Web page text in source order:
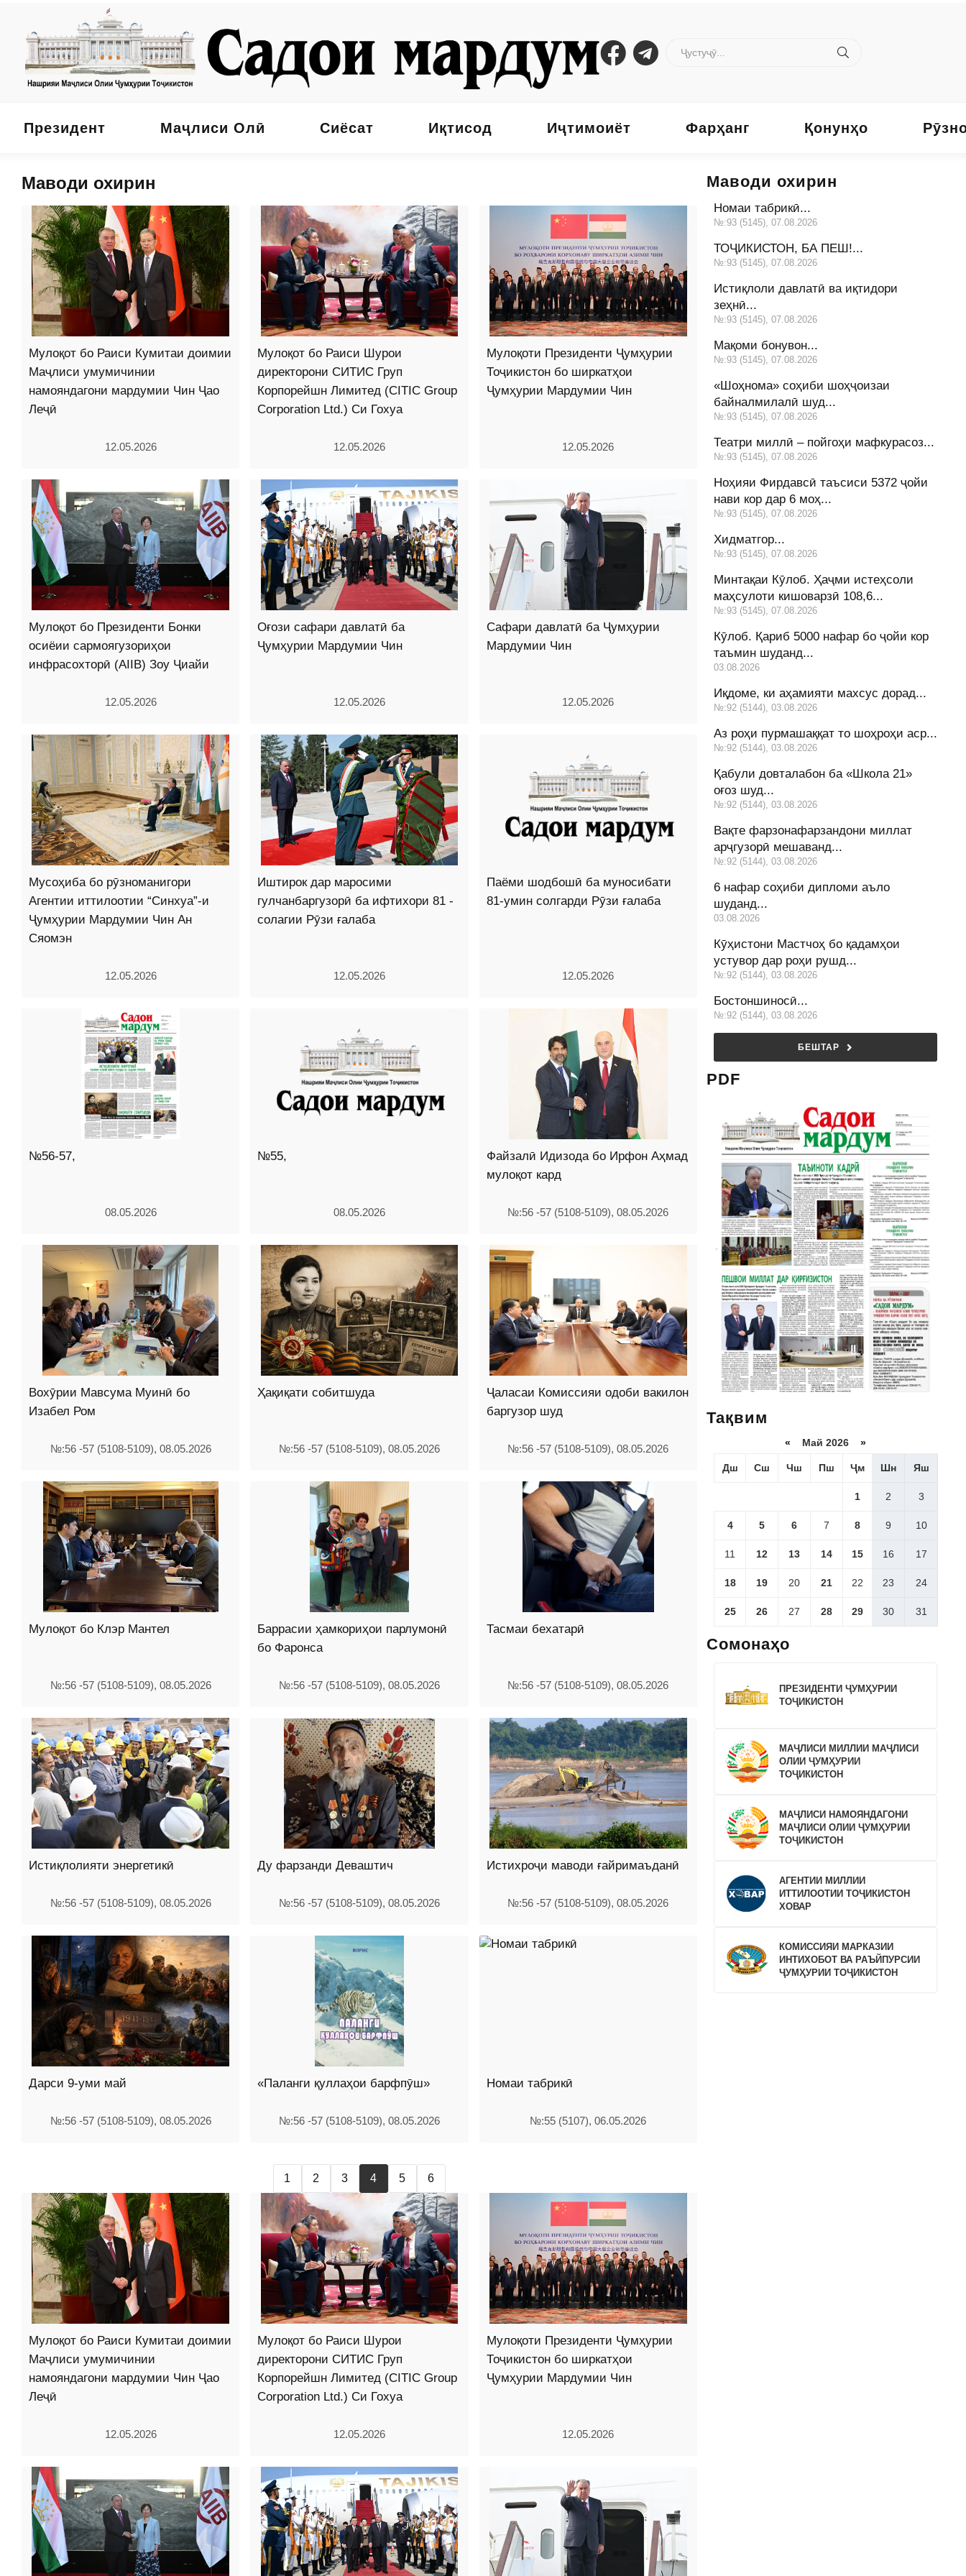
Президент Маҷлиси Олӣ Сиёсат Иқтисод Иҷтимоиёт Фарҳанг Қонунҳо
Маводи охирин
Мулоқот бо Раиси Кумитаи доимии
Маҷлиси умумичинии
намояндагони мардумии Чин Ҷао
Леҷӣ
12.05.2026
Мулоқот бо Раиси Шурои
директорони СИТИС Груп
Корпорейшн Лимитед (CITIC Group
Corporation Ltd.) Си Гохуа
12.05.2026
Мулоқоти Президенти Ҷумҳурии
Тоҷикистон бо ширкатҳои
Ҷумҳурии Мардумии Чин
12.05.2026
Мулоқот бо Президенти Бонки
осиёии сармоягузориҳои
инфрасохторӣ (AIIB) Зоу Ҷиайи
12.05.2026
Оғози сафари давлатӣ ба
Ҷумҳурии Мардумии Чин
12.05.2026
Сафари давлатӣ ба Ҷумҳурии
Мардумии Чин
12.05.2026
Мусоҳиба бо рӯзноманигори
Агентии иттилоотии “Синхуа”-и
Ҷумҳурии Мардумии Чин Ан
Сяомэн
12.05.2026
Иштирок дар маросими
гулчанбаргузорӣ ба ифтихори 81 -
солагии Рӯзи ғалаба
12.05.2026
Паёми шодбошӣ ба муносибати
81-умин солгарди Рӯзи ғалаба
12.05.2026
№56-57,
08.05.2026
№55,
08.05.2026
Файзалӣ Идизода бо Ирфон Аҳмад
мулоқот кард
№:56 -57 (5108-5109), 08.05.2026
Вохӯрии Мавсума Муинӣ бо
Изабел Ром
№:56 -57 (5108-5109), 08.05.2026
Ҳақиқати собитшуда
№:56 -57 (5108-5109), 08.05.2026
Ҷаласаи Комиссияи одоби вакилон
баргузор шуд
№:56 -57 (5108-5109), 08.05.2026
Мулоқот бо Клэр Мантел
№:56 -57 (5108-5109), 08.05.2026
Баррасии ҳамкориҳои парлумонӣ
бо Фаронса
№:56 -57 (5108-5109), 08.05.2026
Тасмаи бехатарӣ
№:56 -57 (5108-5109), 08.05.2026
Истиқлолияти энергетикӣ
№:56 -57 (5108-5109), 08.05.2026
Ду фарзанди Деваштич
№:56 -57 (5108-5109), 08.05.2026
Истихроҷи маводи ғайримаъданӣ
№:56 -57 (5108-5109), 08.05.2026
Дарси 9-уми май
№:56 -57 (5108-5109), 08.05.2026
«Паланги қуллаҳои барфпӯш»
№:56 -57 (5108-5109), 08.05.2026
Номаи табрикӣ
№:55 (5107), 06.05.2026
1 2 3 4 5 6
Мулоқот бо Раиси Кумитаи доимии
Маҷлиси умумичинии
намояндагони мардумии Чин Ҷао
Леҷӣ
12.05.2026
Мулоқот бо Раиси Шурои
директорони СИТИС Груп
Корпорейшн Лимитед (CITIC Group
Corporation Ltd.) Си Гохуа
12.05.2026
Мулоқоти Президенти Ҷумҳурии
Тоҷикистон бо ширкатҳои
Ҷумҳурии Мардумии Чин
12.05.2026
Маводи охирин
Номаи табрикӣ...
№:93 (5145), 07.08.2026
ТОҶИКИСТОН, БА ПЕШ!...
№:93 (5145), 07.08.2026
Истиқлоли давлатӣ ва иқтидори
зеҳнӣ...
№:93 (5145), 07.08.2026
Мақоми бонувон...
№:93 (5145), 07.08.2026
«Шоҳнома» соҳиби шоҳҷоизаи
байналмилалӣ шуд...
№:93 (5145), 07.08.2026
Театри миллӣ – пойгоҳи мафкурасоз...
№:93 (5145), 07.08.2026
Ноҳияи Фирдавсӣ таъсиси 5372 ҷойи
нави кор дар 6 моҳ...
№:93 (5145), 07.08.2026
Хидматгор...
№:93 (5145), 07.08.2026
Минтақаи Кӯлоб. Ҳаҷми истеҳсоли
маҳсулоти кишоварзӣ 108,6...
№:93 (5145), 07.08.2026
Кӯлоб. Қариб 5000 нафар бо ҷойи кор
таъмин шуданд...
03.08.2026
Иқдоме, ки аҳамияти махсус дорад...
№:92 (5144), 03.08.2026
Аз роҳи пурмашаққат то шоҳроҳи аср...
№:92 (5144), 03.08.2026
Қабули довталабон ба «Школа 21»
оғоз шуд...
№:92 (5144), 03.08.2026
Вақте фарзонафарзандони миллат
арҷгузорӣ мешаванд...
№:92 (5144), 03.08.2026
6 нафар соҳиби дипломи аъло
шуданд...
03.08.2026
Кӯҳистони Мастчоҳ бо қадамҳои
устувор дар роҳи рушд...
№:92 (5144), 03.08.2026
Бостоншиносӣ...
№:92 (5144), 03.08.2026
БЕШТАР
PDF
Тақвим
« Май 2026 »
Дш Сш Чш Пш Ҷм Шн Яш
1 2 3
4 5 6 7 8 9 10
11 12 13 14 15 16 17
18 19 20 21 22 23 24
25 26 27 28 29 30 31
Сомонаҳо
ПРЕЗИДЕНТИ ҶУМҲУРИИ
ТОҶИКИСТОН
МАҶЛИСИ МИЛЛИИ МАҶЛИСИ
ОЛИИ ҶУМҲУРИИ
ТОҶИКИСТОН
МАҶЛИСИ НАМОЯНДАГОНИ
МАҶЛИСИ ОЛИИ ҶУМҲУРИИ
ТОҶИКИСТОН
АГЕНТИИ МИЛЛИИ
ИТТИЛООТИИ ТОҶИКИСТОН
ХОВАР
КОМИССИЯИ МАРКАЗИИ
ИНТИХОБОТ ВА РАЪЙПУРСИИ
ҶУМҲУРИИ ТОҶИКИСТОН